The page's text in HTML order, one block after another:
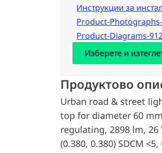
Инструкции за
Product-
Product-Diagrams-
Изберете и
Продуктово
Urban road & street
top for diameter 60
regulating, 2898 lm, 26
(0.380, 0.380) SDCM